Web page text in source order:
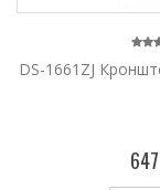
DS-1661ZJ